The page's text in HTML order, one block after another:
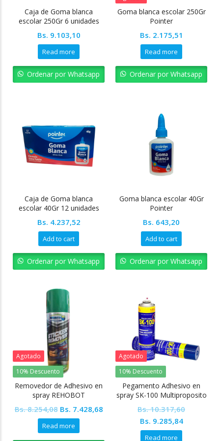
Caja de Goma blanca
escolar 250Gr 6 unidades
Bs. 9.103,10
Read more
Ordenar por Whatsapp
Goma blanca escolar 250Gr
Pointer
Bs. 2.175,51
Read more
Ordenar por Whatsapp
Caja de Goma blanca
escolar 40Gr 12 unidades
Bs. 4.237,52
Add to cart
Ordenar por Whatsapp
Goma blanca escolar 40Gr
Pointer
Bs. 643,20
Add to cart
Ordenar por Whatsapp
Agotado
10% Descuento
Removedor de Adhesivo en
spray REHOBOT
Bs.8.254,08 Original
price
was:
Bs. 7.428,68Current
Read more
Agotado
10% Descuento
Pegamento Adhesivo en
spray SK-100 Multiproposito
Bs.10.317,60
Original
price
Bs. 9.285,84Current
Read more